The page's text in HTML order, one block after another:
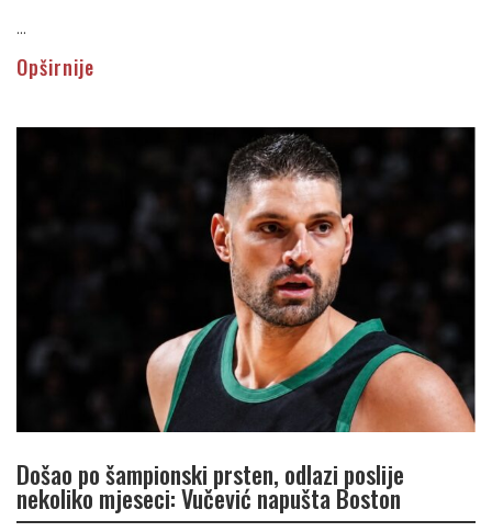
...
Opširnije
Došao po šampionski prsten, odlazi poslije
nekoliko mjeseci: Vučević napušta Boston